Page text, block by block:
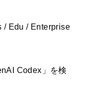
/ Edu / Enterprise
Codex」を検